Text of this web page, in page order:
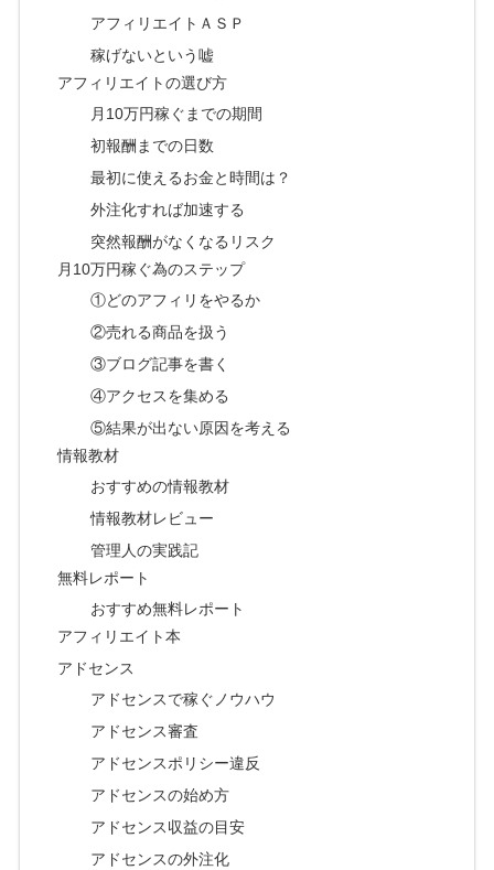
アフィリエイトＡＳＰ
稼げないという嘘
アフィリエイトの選び方
月10万円稼ぐまでの期間
初報酬までの日数
最初に使えるお金と時間は？
外注化すれば加速する
突然報酬がなくなるリスク
月10万円稼ぐ為のステップ
①どのアフィリをやるか
②売れる商品を扱う
③ブログ記事を書く
④アクセスを集める
⑤結果が出ない原因を考える
情報教材
おすすめの情報教材
情報教材レビュー
管理人の実践記
無料レポート
おすすめ無料レポート
アフィリエイト本
アドセンス
アドセンスで稼ぐノウハウ
アドセンス審査
アドセンスポリシー違反
アドセンスの始め方
アドセンス収益の目安
アドセンスの外注化